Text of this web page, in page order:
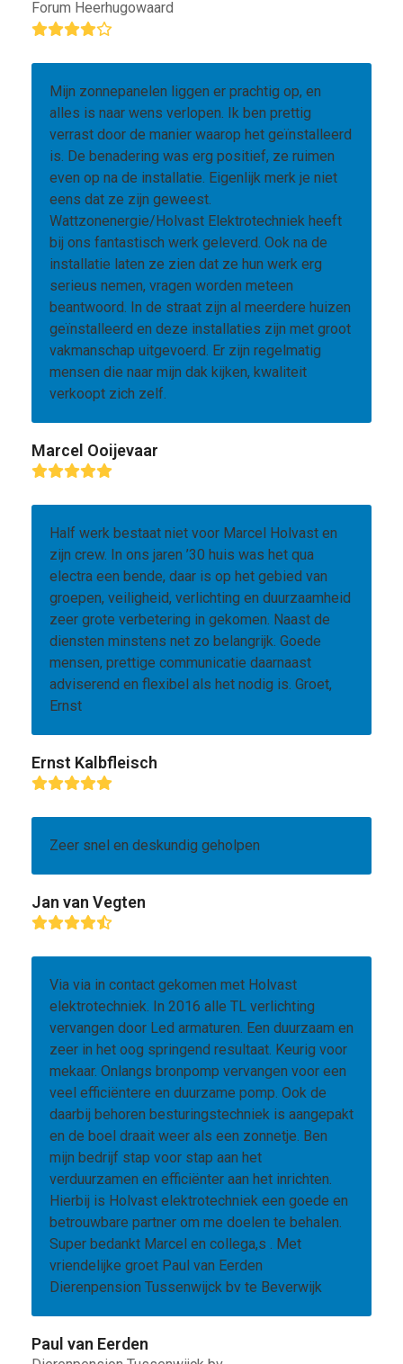
Forum Heerhugowaard
Rating:
Mijn zonnepanelen liggen er prachtig op, en
alles is naar wens verlopen. Ik ben prettig
verrast door de manier waarop het geïnstalleerd
is. De benadering was erg positief, ze ruimen
even op na de installatie. Eigenlijk merk je niet
eens dat ze zijn geweest.
Wattzonenergie/Holvast Elektrotechniek heeft
bij ons fantastisch werk geleverd. Ook na de
installatie laten ze zien dat ze hun werk erg
serieus nemen, vragen worden meteen
beantwoord. In de straat zijn al meerdere huizen
geïnstalleerd en deze installaties zijn met groot
vakmanschap uitgevoerd. Er zijn regelmatig
mensen die naar mijn dak kijken, kwaliteit
verkoopt zich zelf.
Marcel Ooijevaar
Rating:
Half werk bestaat niet voor Marcel Holvast en
zijn crew. In ons jaren ’30 huis was het qua
electra een bende, daar is op het gebied van
groepen, veiligheid, verlichting en duurzaamheid
zeer grote verbetering in gekomen. Naast de
diensten minstens net zo belangrijk. Goede
mensen, prettige communicatie daarnaast
adviserend en flexibel als het nodig is. Groet,
Ernst
Ernst Kalbfleisch
Rating:
Zeer snel en deskundig geholpen
Jan van Vegten
Rating:
Via via in contact gekomen met Holvast
elektrotechniek. In 2016 alle TL verlichting
vervangen door Led armaturen. Een duurzaam en
zeer in het oog springend resultaat. Keurig voor
mekaar. Onlangs bronpomp vervangen voor een
veel efficiëntere en duurzame pomp. Ook de
daarbij behoren besturingstechniek is aangepakt
en de boel draait weer als een zonnetje. Ben
mijn bedrijf stap voor stap aan het
verduurzamen en efficiënter aan het inrichten.
Hierbij is Holvast elektrotechniek een goede en
betrouwbare partner om me doelen te behalen.
Super bedankt Marcel en collega,s . Met
vriendelijke groet Paul van Eerden
Dierenpension Tussenwijck bv te Beverwijk
Paul van Eerden